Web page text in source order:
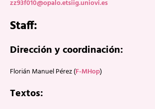
zz93f010@opalo.etsiig.uniovi.es
Staff:
Dirección y coordinación:
Florián Manuel Pérez (F-MHop)
Textos: